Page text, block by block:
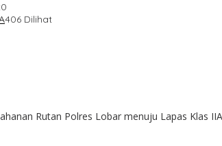
406 Dilihat
Rutan Polres Lobar menuju Lapas Klas